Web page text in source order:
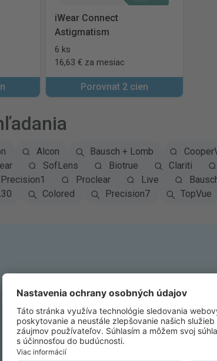
iWear Connect
Astigmatism
6 ks
16,63 € za mesiac
Porovnat 2 cien
Alcon Bausch + Lomb
SofLens Biotrue Clariti
Precision1 Proclear Live
Colored Precision7 TopVue
Prihlásenie k